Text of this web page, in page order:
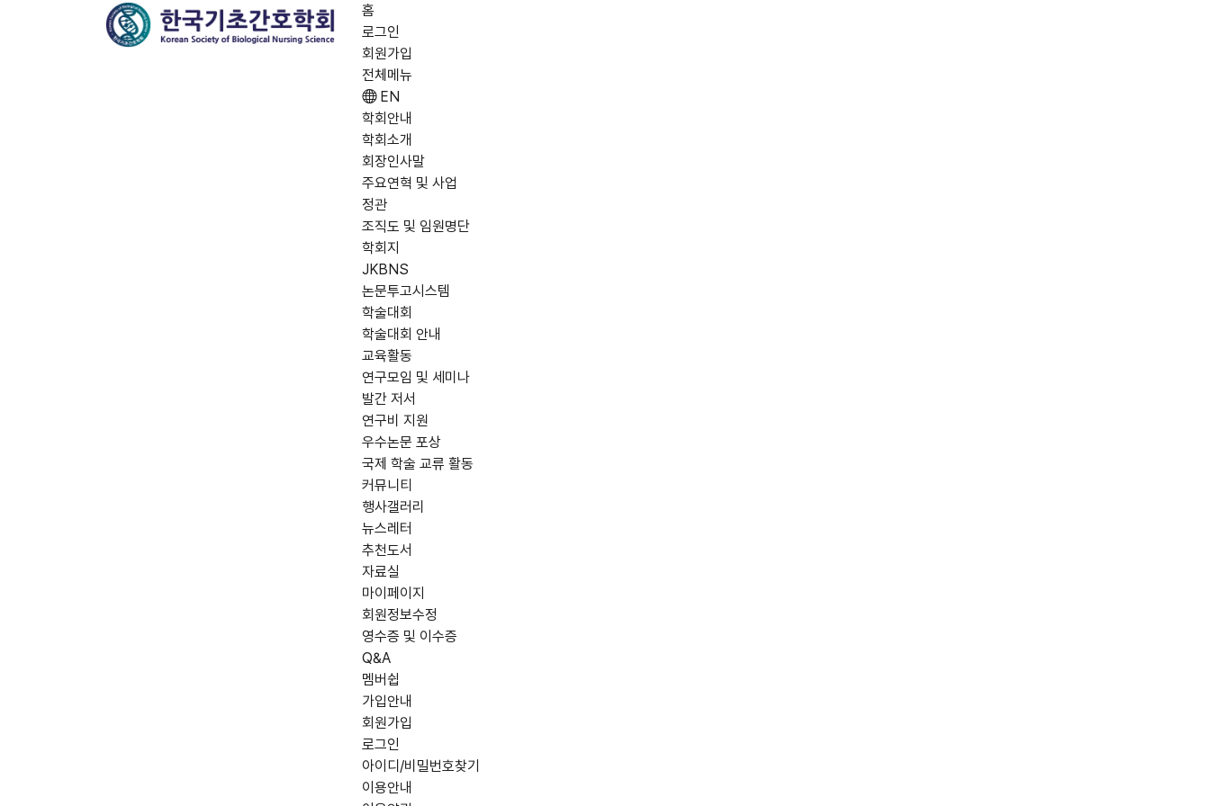
홈
로그인
회원가입
전체메뉴
EN
학회안내
학회소개
회장인사말
주요연혁 및 사업
정관
조직도 및 임원명단
학회지
JKBNS
논문투고시스템
학술대회
학술대회 안내
교육활동
연구모임 및 세미나
발간 저서
연구비 지원
우수논문 포상
국제 학술 교류 활동
커뮤니티
행사갤러리
뉴스레터
추천도서
자료실
마이페이지
회원정보수정
영수증 및 이수증
Q&A
멤버쉽
가입안내
회원가입
로그인
아이디/비밀번호찾기
이용안내